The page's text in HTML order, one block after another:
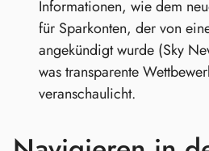
Informationen, wie dem
für Sparkonten, der von
angekündigt wurde (Sky
was transparente
veranschaulicht.